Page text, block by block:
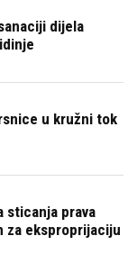
dijela
u kružni tok
sticanja prava
za eksproprijaciju